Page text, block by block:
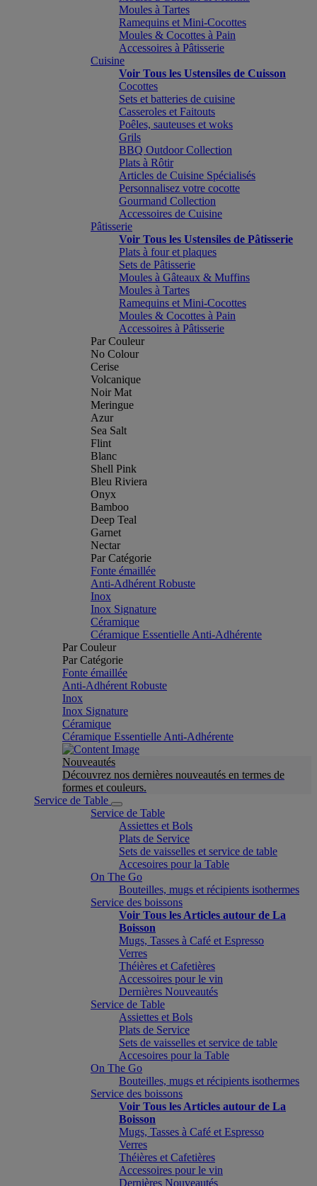
Moules à Tartes
Ramequins et Mini-Cocottes
Moules & Cocottes à Pain
Accessoires à Pâtisserie
Cuisine
Voir Tous les Ustensiles de Cuisson
Cocottes
Sets et batteries de cuisine
Casseroles et Faitouts
Poêles, sauteuses et woks
Grils
BBQ Outdoor Collection
Plats à Rôtir
Articles de Cuisine Spécialisés
Personnalisez votre cocotte
Gourmand Collection
Accessoires de Cuisine
Pâtisserie
Voir Tous les Ustensiles de Pâtisserie
Plats à four et plaques
Sets de Pâtisserie
Moules à Gâteaux & Muffins
Moules à Tartes
Ramequins et Mini-Cocottes
Moules & Cocottes à Pain
Accessoires à Pâtisserie
Par Couleur
No Colour
Cerise
Volcanique
Noir Mat
Meringue
Azur
Sea Salt
Flint
Blanc
Shell Pink
Bleu Riviera
Onyx
Bamboo
Deep Teal
Garnet
Nectar
Par Catégorie
Fonte émaillée
Anti-Adhérent Robuste
Inox
Inox Signature
Céramique
Céramique Essentielle Anti-Adhérente
Par Couleur
Par Catégorie
Fonte émaillée
Anti-Adhérent Robuste
Inox
Inox Signature
Céramique
Céramique Essentielle Anti-Adhérente
Nouveautés
Découvrez nos dernières nouveautés en termes de
formes et couleurs.
Service de Table
Service de Table
Assiettes et Bols
Plats de Service
Sets de vaisselles et service de table
Accesoires pour la Table
On The Go
Bouteilles, mugs et récipients isothermes
Service des boissons
Voir Tous les Articles autour de La
Boisson
Mugs, Tasses à Café et Espresso
Verres
Théières et Cafetières
Accessoires pour le vin
Dernières Nouveautés
Service de Table
Assiettes et Bols
Plats de Service
Sets de vaisselles et service de table
Accesoires pour la Table
On The Go
Bouteilles, mugs et récipients isothermes
Service des boissons
Voir Tous les Articles autour de La
Boisson
Mugs, Tasses à Café et Espresso
Verres
Théières et Cafetières
Accessoires pour le vin
Dernières Nouveautés